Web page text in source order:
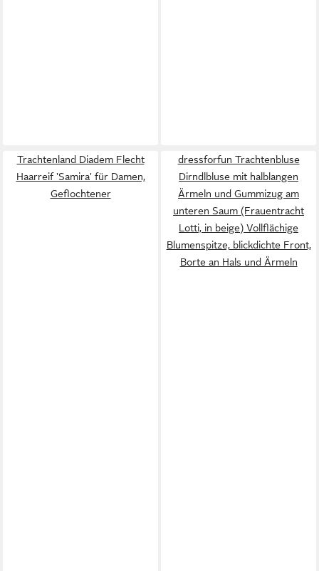
Trachtenland Diadem Flecht
Haarreif 'Samira' für Damen,
Geflochtener
dressforfun Trachtenbluse
Dirndlbluse mit halblangen
Ärmeln und Gummizug am
unteren Saum (Frauentracht
Lotti, in beige) Vollflächige
Blumenspitze, blickdichte Front,
Borte an Hals und Ärmeln